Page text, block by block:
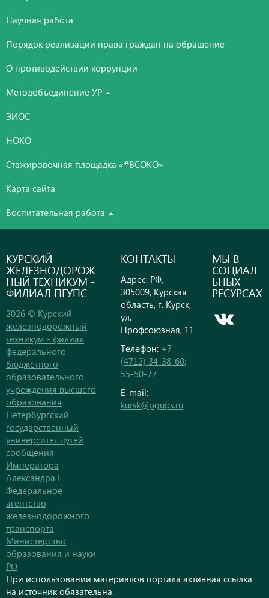
Научная работа
Порядок реализации права граждан на обращение
О противодействии коррупции
Методобъединение УР
ЭИОС
НОКО
Стажировочная площадка «#ВСОКО»
Карта сайта
Воспитательная работа
КУРСКИЙ
ЖЕЛЕЗНОДОРОЖ
НЫЙ ТЕХНИКУМ -
ФИЛИАЛ ПГУПС
2026 © Курский
железнодорожный
техникум - филиал
федерального
бюджетного
образовательного
учреждения высшего
образования
Петербургский
государственный
университет путей
сообщения
Императора
Александра I
Федеральное
агентство
железнодорожного
транспорта
Министерство
образования и науки
РФ
КОНТАКТЫ
Адрес: РФ,
305009, Курская
область, г. Курск,
ул.
Профсоюзная, 11
Телефон: +7
(4712) 34-38-60;
55-50-77
E-mail:
kursk@pgups.ru
МЫ В
СОЦИАЛ
ЬНЫХ
РЕСУРСАХ
При использовании материалов портала активная ссылка
на источник обязательна.